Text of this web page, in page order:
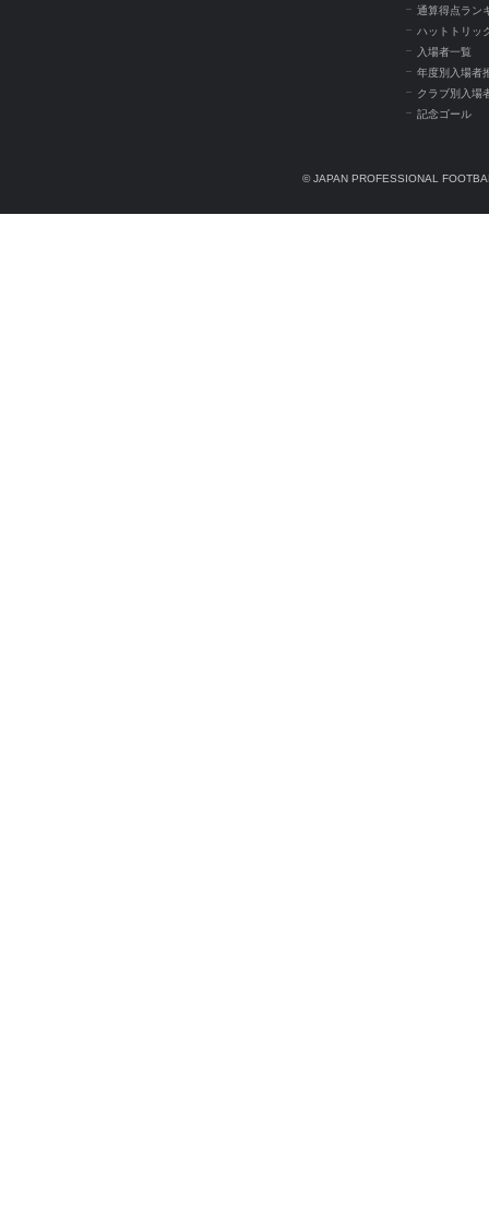
通算得点ラン
ハットトリッ
入場者一覧
年度別入場者
クラブ別入場
記念ゴール
© JAPAN PROFESSIONAL